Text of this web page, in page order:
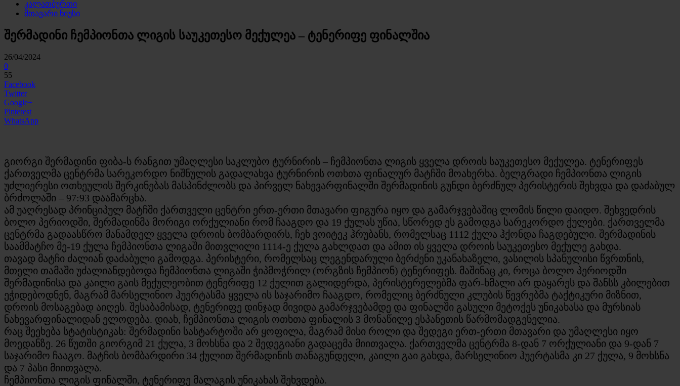
კალათბურთი
მთავარი ნიუსი
შერმადინი ჩემპიონთა ლიგის საუკეთესო მექულეა – ტენერიფე ფინალშია
26/04/2024
0
55
Facebook
Twitter
Google+
Pinterest
WhatsApp
გიორგი შერმადინი ფიბა-ს რანგით უმაღლესი საკლუბო ტურნირის – ჩემპიონთა ლიგის ყველა დროის საუკეთესო მექულეა. ტენერიფეს
ქართველმა ცენტრმა სარეკორდო ნიშნულის გადალახვა ტურნირის ოთხთა ფინალურ მატჩში მოახერხა. ბელგრადი ჩემპიონთა ლიგის
უძლიერესი ოთხეულის შერკინებას მასპინძლობს და პირველ ნახევარფინალში შერმადინის გუნდი ბერძნულ პერისტერის შეხვდა და დაძაბულ
ბრძოლაში – 97:93 დაამარცხა.
ამ უაღრესად პრინციპულ მატჩში ქართველი ცენტრი ერთ-ერთი მთავარი ფიგურა იყო და გამარჯვებაშიც ლომის წილი დაიდო. შეხვედრის
ბოლო პერიოდში, შერმადინმა მორიგი ორქულიანი რომ ჩააგდო და 19 ქულას უწია, სწორედ ეს გამოდგა სარეკორდო ქულები. ქართველმა
ცენტრმა გადაასწრო მანამდელ ყველა დროის ბომბარდირს, ჩეხ ვოიტეკ ჰრუბანს, რომელსაც 1112 ქულა ჰქონდა ჩაგდებული. შერმადინის
საამმატჩო მე-19 ქულა ჩემპიონთა ლიგაში მითვლილი 1114-ე ქულა გახლდათ და ამით ის ყველა დროის საუკეთესო მექულე გახდა.
თავად მატჩი ძალიან დაძაბული გამოდგა. პერისტერი, რომელსაც ლეგენდარული ბერძენი უკანახაზელი, ვასილის სპანულისი წვრთნის,
მთელი თამაში უძალიანდებოდა ჩემპიონთა ლიგაში ჭიპმოჭრილ (ორგზის ჩემპიონ) ტენერიფეს. მაშინაც კი, როცა ბოლო პერიოდში
შერმადინისა და კაილი გაის მექულეობით ტენერიფე 12 ქულით გალიდერდა, პერისტერელებმა ფარ-ხმალი არ დაყარეს და შანსს კბილებით
ეჭიდებოდნენ, მაგრამ მარსელინიო ჰუერტასმა ყველა ის საჯარიმო ჩააგდო, რომელიც ბერძნული კლუბის წევრებმა ტაქტიკური მიზნით,
დროის მოსაგებად აიღეს. შესაბამისად, ტენერიფე დინჯად მივიდა გამარჯვებამდე და ფინალში გასული მეტოქეს უნიკახასა და მურსიას
ნახევარფინალიდან ელოდება. დიახ, ჩემპიონთა ლიგის ოთხთა ფინალის 3 მონაწილე ესპანეთის წარმომადგენელია.
რაც შეეხება სტატისტიკას: შერმადინი სასტარტოში არ ყოფილა, მაგრამ მისი როლი და შედეგი ერთ-ერთი მთავარი და უმაღლესი იყო
მოედანზე. 26 წუთში გიორგიმ 21 ქულა, 3 მოხსნა და 2 შედეგიანი გადაცემა მიითვალა. ქართველმა ცენტრმა 8-დან 7 ორქულიანი და 9-დან 7
საჯარიმო ჩააგო. მატჩის ბომბარდირი 34 ქულით შერმადინის თანაგუნდელი, კაილი გაი გახდა, მარსელინიო ჰუერტასმა კი 27 ქულა, 9 მოხსნა
და 7 პასი მიითვალა.
ჩემპიონთა ლიგის ფინალში, ტენერიფე მალაგის უნიკახას შეხვდება.